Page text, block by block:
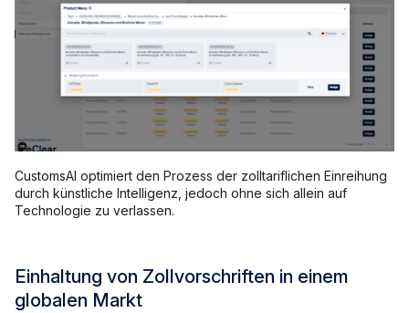
CustomsAI optimiert den Prozess der zolltariflichen Einreihung
durch künstliche Intelligenz, jedoch ohne sich allein auf
Technologie zu verlassen.
Einhaltung von Zollvorschriften in einem
globalen Markt